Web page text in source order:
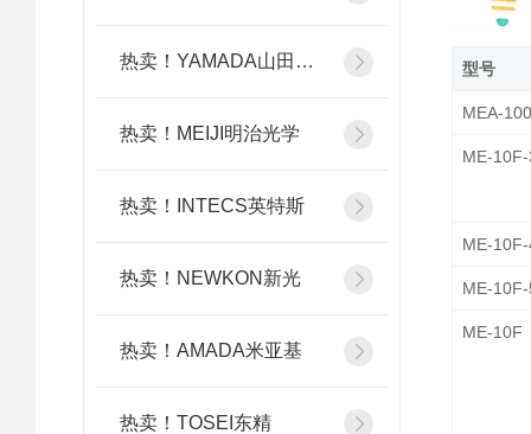
热卖！YAMADA山田光学
热卖！MEIJI明治光学
热卖！INTECS英特斯
热卖！NEWKON新光
热卖！AMADA米亚基
热卖！TOSEI东精
型号
MEA-
ME-
ME-
ME-
ME-10F